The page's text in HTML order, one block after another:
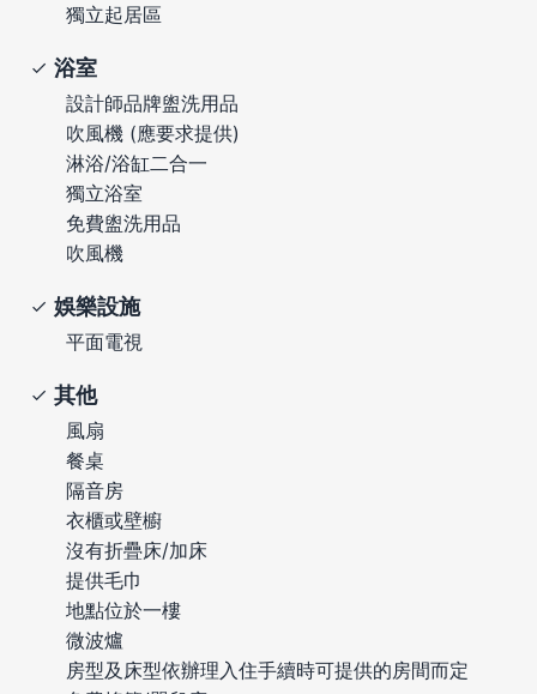
獨立起居區
浴室
設計師品牌盥洗用品
吹風機 (應要求提供)
淋浴/浴缸二合一
獨立浴室
免費盥洗用品
吹風機
娛樂設施
平面電視
其他
風扇
餐桌
隔音房
衣櫃或壁櫥
沒有折疊床/加床
提供毛巾
地點位於一樓
微波爐
房型及床型依辦理入住手續時可提供的房間而定